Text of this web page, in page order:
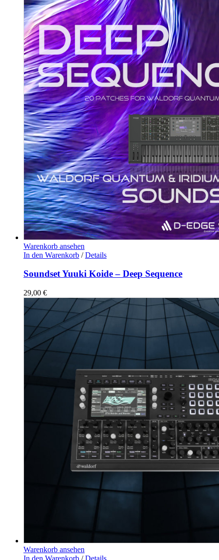
Warenkorb ansehen
In den Warenkorb / Details
Soundset Yuuki Koide – Deep Sequence
29,00 €
Warenkorb ansehen
In den Warenkorb / Details